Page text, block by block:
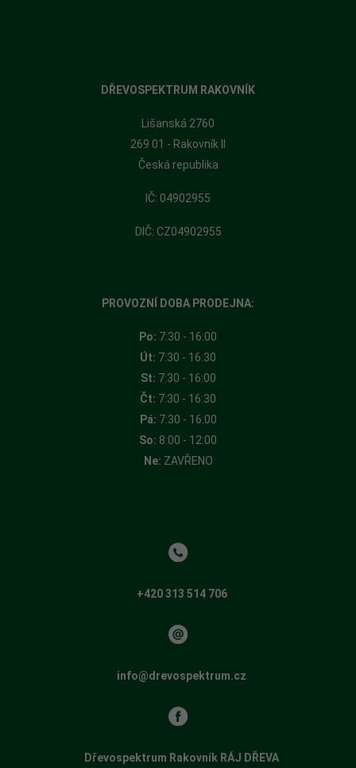
DŘEVOSPEKTRUM RAKOVNÍK
Lišanská 2760
269 01 - Rakovník II
Česká republika
​IČ: 04902955
DIČ: CZ04902955
PROVOZNÍ DOBA PRODEJNA:
Po: 7:30 - 16:00
Út: 7:30 - 16:30
St: 7:30 - 16:00
Čt: 7:30 - 16:30
Pá: 7:30 - 16:00
So: 8:00 - 12:00
Ne: ZAVŘENO
+420 313 514 706
info@drevospektrum.cz
Dřevospektrum Rakovník RÁJ DŘEVA